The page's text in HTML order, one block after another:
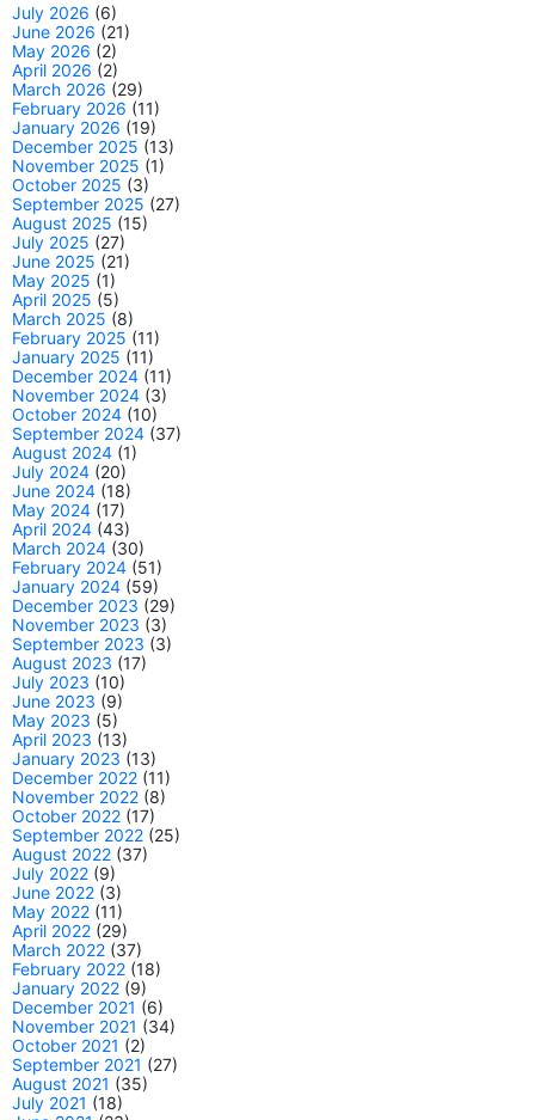
July 2026 (6)
June 2026 (21)
May 2026 (2)
April 2026 (2)
March 2026 (29)
February 2026 (11)
January 2026 (19)
December 2025 (13)
November 2025 (1)
October 2025 (3)
September 2025 (27)
August 2025 (15)
July 2025 (27)
June 2025 (21)
May 2025 (1)
April 2025 (5)
March 2025 (8)
February 2025 (11)
January 2025 (11)
December 2024 (11)
November 2024 (3)
October 2024 (10)
September 2024 (37)
August 2024 (1)
July 2024 (20)
June 2024 (18)
May 2024 (17)
April 2024 (43)
March 2024 (30)
February 2024 (51)
January 2024 (59)
December 2023 (29)
November 2023 (3)
September 2023 (3)
August 2023 (17)
July 2023 (10)
June 2023 (9)
May 2023 (5)
April 2023 (13)
January 2023 (13)
December 2022 (11)
November 2022 (8)
October 2022 (17)
September 2022 (25)
August 2022 (37)
July 2022 (9)
June 2022 (3)
May 2022 (11)
April 2022 (29)
March 2022 (37)
February 2022 (18)
January 2022 (9)
December 2021 (6)
November 2021 (34)
October 2021 (2)
September 2021 (27)
August 2021 (35)
July 2021 (18)